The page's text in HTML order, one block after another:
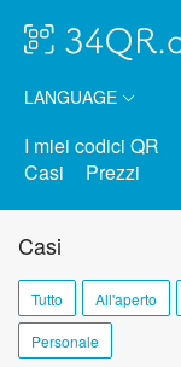
LANGUAGE
I miei codici QR
Casi
Prezzi
Casi
Tutto All'aperto
Personale